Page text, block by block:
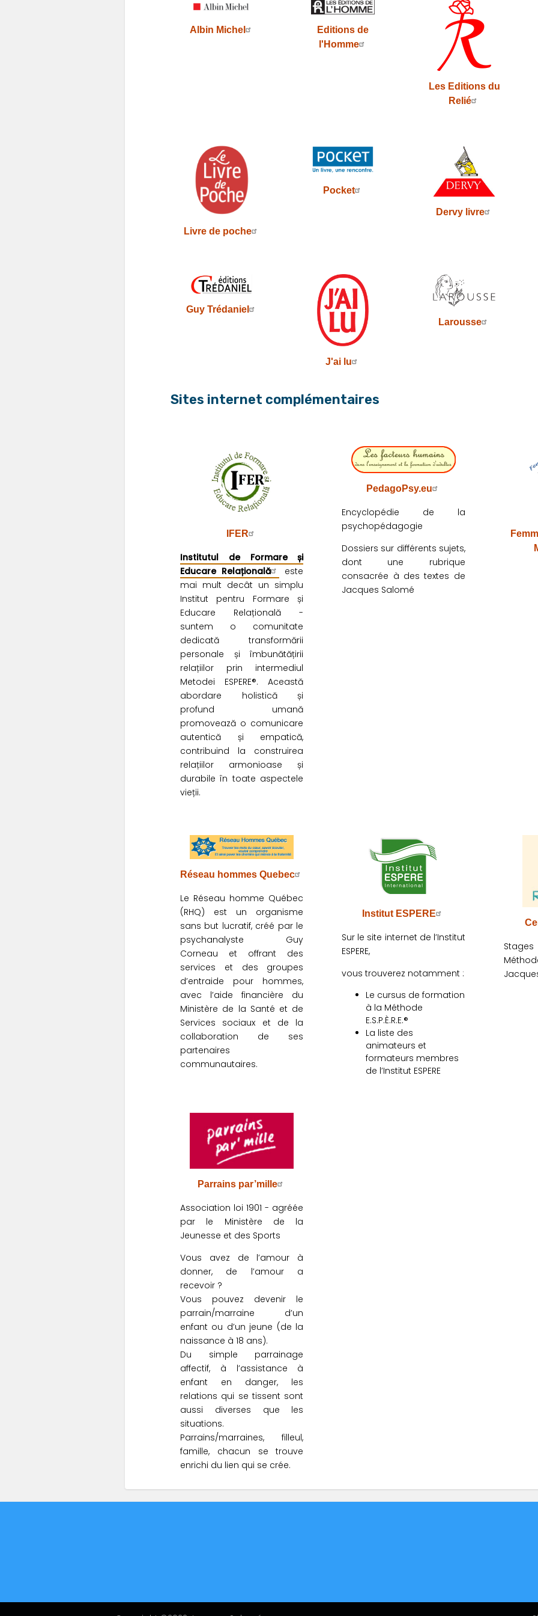
Albin Michel
Editions de
l'Homme
Les Editions du
Relié
Livre de poche
Pocket
Dervy livre
Guy Trédaniel
J'ai lu
Larousse
Sites internet complémentaires
IFER
Institutul de Formare și
Educare Relațională
este
mai mult decât un simplu
Institut pentru Formare și
Educare Relațională -
suntem o comunitate
dedicată transformării
personale și îmbunătățirii
relațiilor prin intermediul
Metodei ESPERE®. Această
abordare holistică și
profund umană
promovează o comunicare
autentică și empatică,
contribuind la construirea
relațiilor armonioase și
durabile în toate aspectele
vieții.
PedagoPsy.eu
Encyclopédie de la
psychopédagogie
Dossiers sur différents sujets,
dont une rubrique
consacrée à des textes de
Jacques Salomé
Réseau hommes Quebec
Le Réseau homme Québec
(RHQ) est un organisme
sans but lucratif, créé par le
psychanalyste Guy
Corneau et offrant des
services et des groupes
d’entraide pour hommes,
avec l’aide financière du
Ministère de la Santé et de
Services sociaux et de la
collaboration de ses
partenaires
communautaires.
Institut ESPERE
Sur le site internet de l’Institut
ESPERE,
vous trouverez notamment :
Le cursus de formation
à la Méthode
E.S.P.È.R.E.®
La liste des
animateurs et
formateurs membres
de l’Institut ESPERE
Parrains par’mille
Association loi 1901 - agréée
par le Ministère de la
Jeunesse et des Sports
Vous avez de l’amour à
donner, de l’amour a
recevoir ?
Vous pouvez devenir le
parrain/marraine d’un
enfant ou d’un jeune (de la
naissance à 18 ans).
Du simple parrainage
affectif, à l’assistance à
enfant en danger, les
relations qui se tissent sont
aussi diverses que les
situations.
Parrains/marraines, filleul,
famille, chacun se trouve
enrichi du lien qui se crée.